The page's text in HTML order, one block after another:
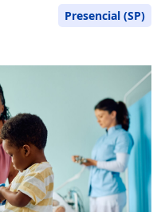
Presencial (SP)